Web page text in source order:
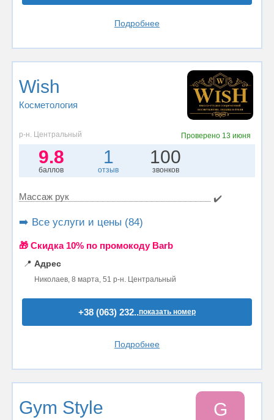
Подробнее
Wish
Косметология
р-н. Центральный Проверено 13 июня
9.8
баллов
1
отзыв
100
звонков
Массаж рук ✔️
➡️ Все услуги и цены (84)
🎁 Cкидка 10% по промокоду Barb
📍 Адрес
Николаев, 8 марта, 51 р-н. Центральный
+38 (063) 232..показать номер
Подробнее
Gym Style G